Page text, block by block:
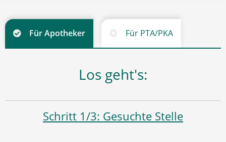
Für Apotheker Für PTA/PKA
Los geht's:
Schritt 1/3: Gesuchte Stelle